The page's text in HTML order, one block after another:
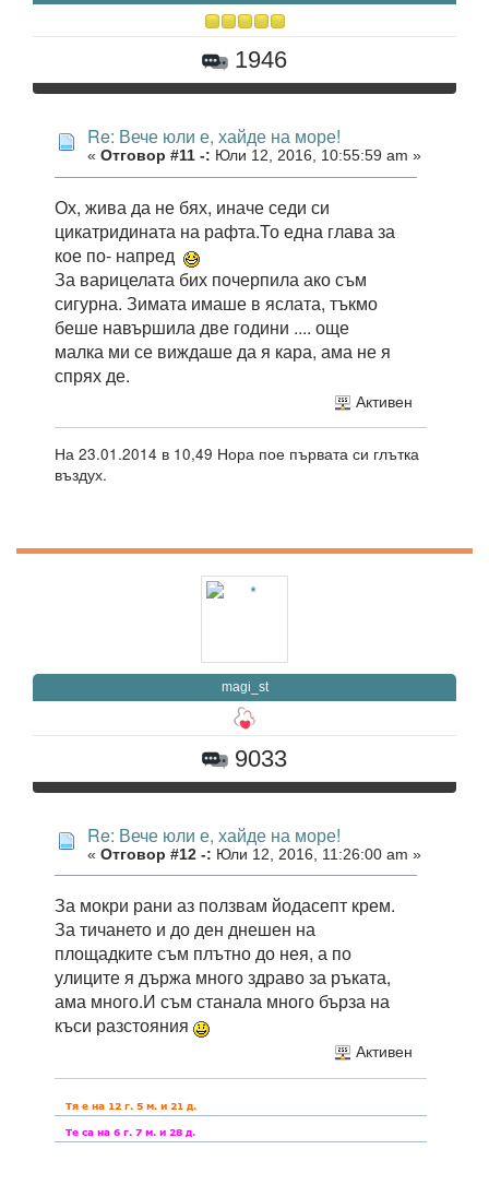
1946
Re: Вече юли е, хайде на море!
« Отговор #11 -: Юли 12, 2016, 10:55:59 am »
Ох, жива да не бях, иначе седи си
цикатридината на рафта.То една глава за
кое по- напред
За варицелата бих почерпила ако съм
сигурна. Зимата имаше в яслата, тъкмо
беше навършила две години .... още
малка ми се виждаше да я кара, ама не я
спрях де.
Активен
На 23.01.2014 в 10,49 Нора пое първата си глътка
въздух.
magi_st
9033
Re: Вече юли е, хайде на море!
« Отговор #12 -: Юли 12, 2016, 11:26:00 am »
За мокри рани аз ползвам йодасепт крем.
За тичането и до ден днешен на
площадките съм плътно до нея, а по
улиците я държа много здраво за ръката,
ама много.И съм станала много бърза на
къси разстояния
Активен